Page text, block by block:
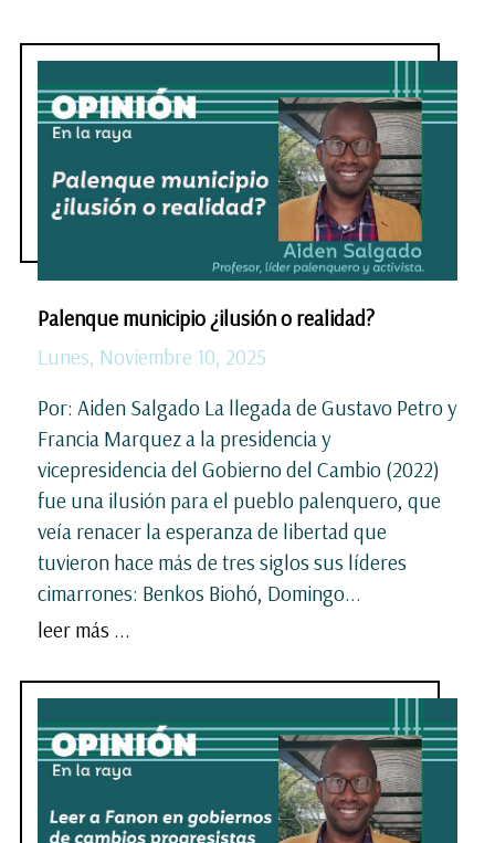
Palenque municipio ¿ilusión o realidad?
Lunes, Noviembre 10, 2025
Por: Aiden Salgado La llegada de Gustavo Petro y
Francia Marquez a la presidencia y
vicepresidencia del Gobierno del Cambio (2022)
fue una ilusión para el pueblo palenquero, que
veía renacer la esperanza de libertad que
tuvieron hace más de tres siglos sus líderes
cimarrones: Benkos Biohó, Domingo...
leer más ...